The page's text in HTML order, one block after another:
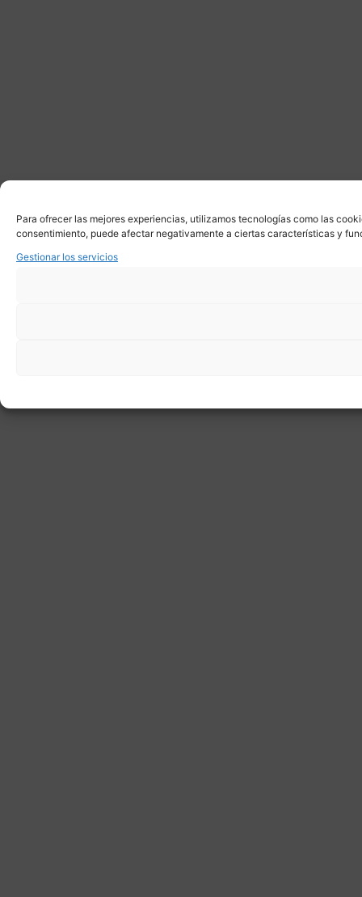
Para ofrecer las mejores experiencias, utilizamos tecnologías como las
consentimiento, puede afectar negativamente a ciertas características y
Gestionar los servicios